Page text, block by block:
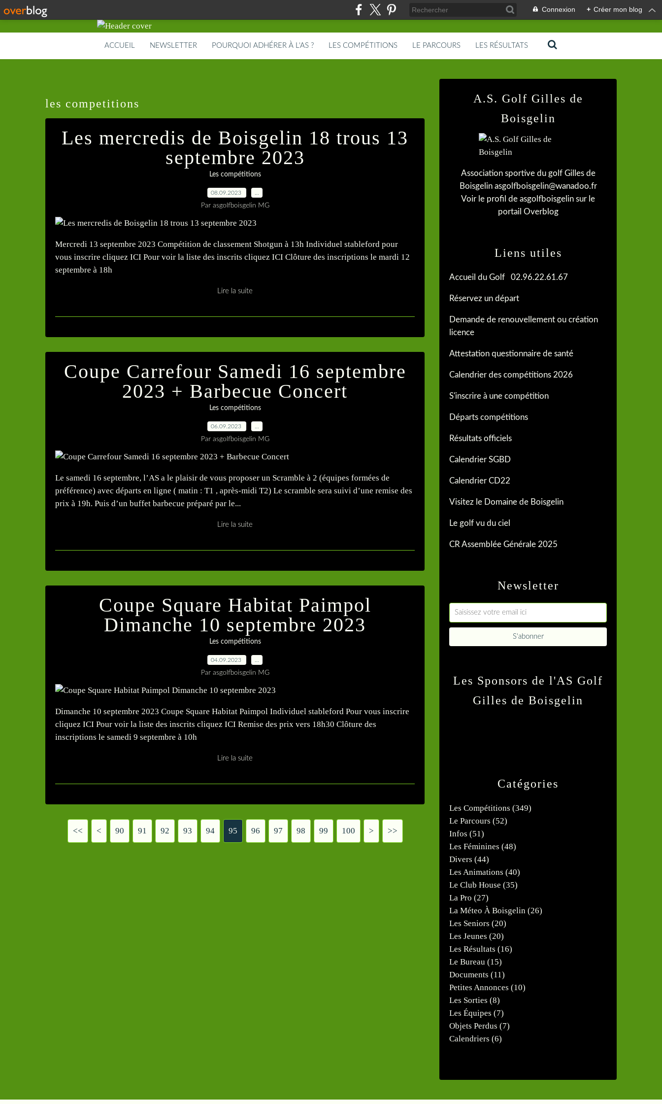
Connexion + Créer mon blog
ACCUEIL NEWSLETTER POURQUOI ADHÉRER À L'AS ? LES COMPÉTITIONS LE PARCOURS LES RÉSULTATS
les competitions
Les mercredis de Boisgelin 18 trous 13
septembre 2023
Les compétitions
08.09.2023
Par asgolfboisgelin MG
Mercredi 13 septembre 2023 Compétition de classement Shotgun à 13h Individuel stableford pour
vous inscrire cliquez ICI Pour voir la liste des inscrits cliquez ICI Clôture des inscriptions le mardi 12
septembre à 18h
Lire la suite
Coupe Carrefour Samedi 16 septembre
2023 + Barbecue Concert
Les compétitions
06.09.2023
Par asgolfboisgelin MG
Le samedi 16 septembre, l’AS a le plaisir de vous proposer un Scramble à 2 (équipes formées de
préférence) avec départs en ligne ( matin : T1 , après-midi T2) Le scramble sera suivi d’une remise des
prix à 19h. Puis d’un buffet barbecue préparé par le...
Lire la suite
Coupe Square Habitat Paimpol
Dimanche 10 septembre 2023
Les compétitions
04.09.2023
Par asgolfboisgelin MG
Dimanche 10 septembre 2023 Coupe Square Habitat Paimpol Individuel stableford Pour vous inscrire
cliquez ICI Pour voir la liste des inscrits cliquez ICI Remise des prix vers 18h30 Clôture des
inscriptions le samedi 9 septembre à 10h
Lire la suite
<< < 10
20
30
40
50
60
70
80
90 91 92 93 94 95 96 97 98 99 100 > >>
Newsletter
Catégories
Les Compétitions (349)
Le Parcours (52)
Infos (51)
Les Féminines (48)
Divers (44)
Les Animations (40)
Le Club House (35)
La Pro (27)
La Méteo À Boisgelin (26)
Les Seniors (20)
Les Jeunes (20)
Les Résultats (16)
Le Bureau (15)
Documents (11)
Petites Annonces (10)
Les Sorties (8)
Les Équipes (7)
Objets Perdus (7)
Calendriers (6)
A.S. Golf Gilles de
Boisgelin
Association sportive du golf Gilles de
Boisgelin asgolfboisgelin@wanadoo.fr
Voir le profil de asgolfboisgelin sur le
portail Overblog
Liens utiles
Accueil du Golf 02.96.22.61.67
Réservez un départ
Demande de renouvellement ou création
licence
Attestation questionnaire de santé
Calendrier des compétitions 2026
S'inscrire à une compétition
Départs compétitions
Résultats officiels
Calendrier SGBD
Calendrier CD22
Visitez le Domaine de Boisgelin
Le golf vu du ciel
CR Assemblée Générale 2025
Les Sponsors de l'AS Golf
Gilles de Boisgelin